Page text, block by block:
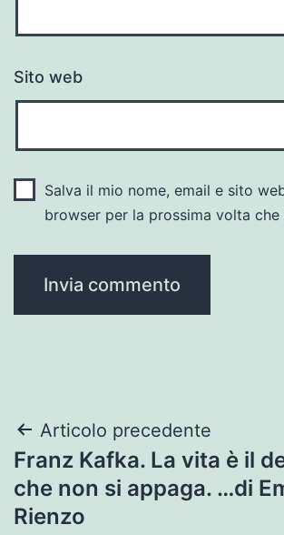
Sito web
Salva il mio nome, email e sito
browser per la prossima volta che
Navigazione
articoli
Articolo precedente
Franz Kafka. La vita è il
che non si appaga. …di
Rienzo